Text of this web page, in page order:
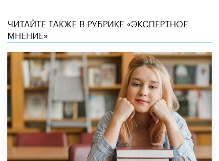
ЧИТАЙТЕ ТАКЖЕ В РУБРИКЕ «ЭКСПЕРТНОЕ
МНЕНИЕ»